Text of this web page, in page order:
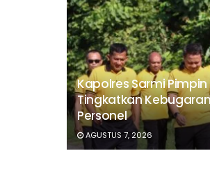
Kapolres Sarmi
Tingkatkan
Personel
AGUSTUS 7, 2026